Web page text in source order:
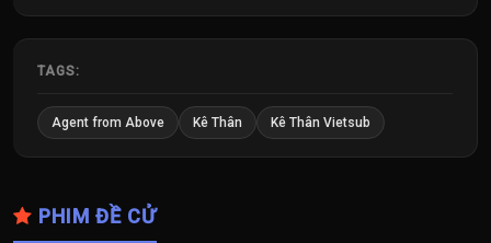
TAGS:
Agent from Above Kê Thân Kê Thân Vietsub
PHIM ĐỀ CỬ